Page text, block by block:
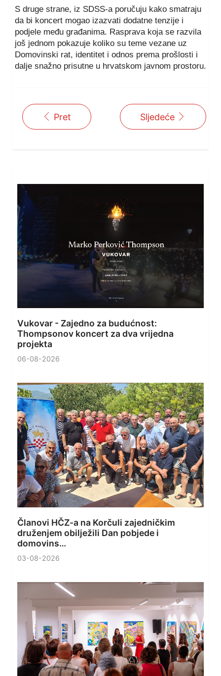
S druge strane, iz SDSS-a poručuju kako smatraju
da bi koncert mogao izazvati dodatne tenzije i
podjele među građanima. Rasprava koja se razvila
još jednom pokazuje koliko su teme vezane uz
Domovinski rat, identitet i odnos prema prošlosti i
dalje snažno prisutne u hrvatskom javnom prostoru.
Pret Sljedeće
Vukovar - Zajedno za budućnost:
Thompsonov koncert za dva vrijedna
projekta
06-08-2026
Članovi HČZ-a na Korčuli zajedničkim
druženjem obilježili Dan pobjede i
domovins…
03-08-2026